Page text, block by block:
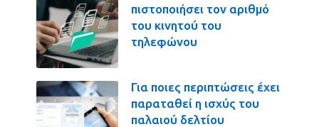
πιστοποιήσει τον αριθμό
του κινητού του
τηλεφώνου
Για ποιες περιπτώσεις έχει
παραταθεί η ισχύς του
παλαιού δελτίου